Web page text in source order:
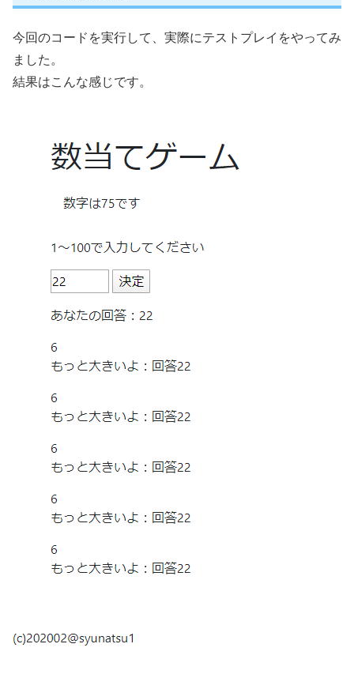
今回のコードを実行して、実際にテストプレイをやってみ
ました。
結果はこんな感じです。